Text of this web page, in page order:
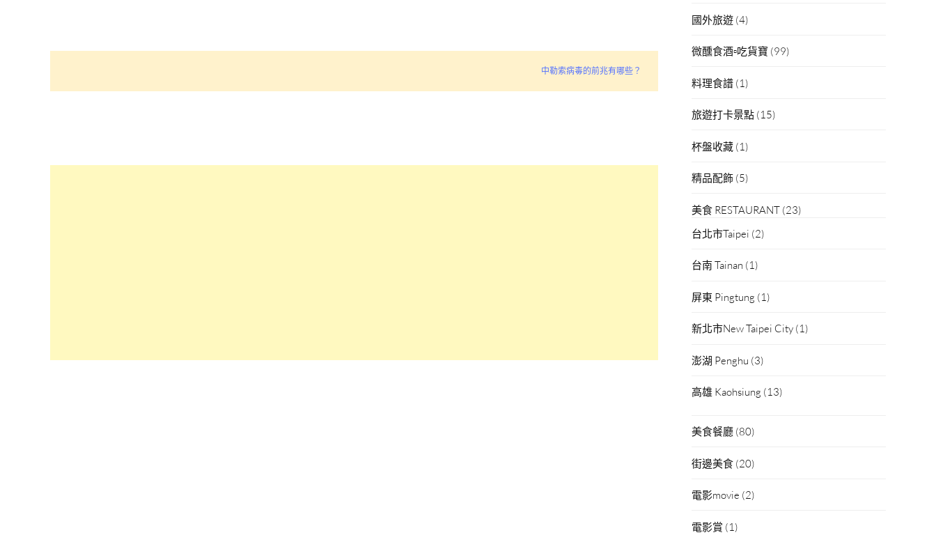
中勒索病毒的前兆有哪些？
國外旅遊 (4)
微醺食酒▫吃貨寶 (99)
料理食譜 (1)
旅遊打卡景點 (15)
杯盤收藏 (1)
精品配飾 (5)
美食 RESTAURANT (23)
台北市Taipei (2)
台南 Tainan (1)
屏東 Pingtung (1)
新北市New Taipei City (1)
澎湖 Penghu (3)
高雄 Kaohsiung (13)
美食餐廳 (80)
街邊美食 (20)
電影movie (2)
電影賞 (1)